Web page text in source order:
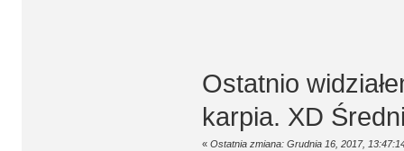
Ostatnio
karpia. XD
« Ostatnia zmiana: Grudnia 16, 2017,